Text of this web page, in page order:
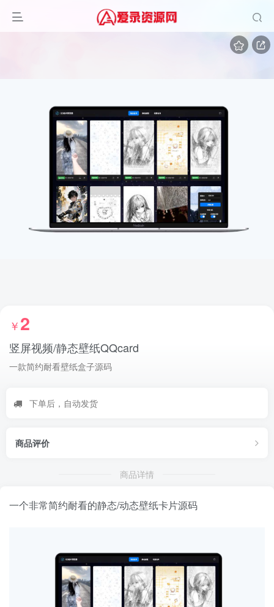
竖屏视频/静态壁纸QQcard
一款简约耐看壁纸盒子源码
￥2
下单后，自动发货
商品评价
商品详情
一个非常简约耐看的静态/动态壁纸卡片源码